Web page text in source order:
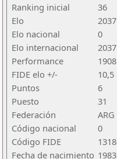
Ranking inicial
36
Elo
2037
Elo nacional
0
Elo internacional
2037
Performance
1908
FIDE elo +/-
10,5
Puntos
6
Puesto
31
Federación
ARG
Código nacional
0
Código FIDE
Fecha de nacimiento 1983